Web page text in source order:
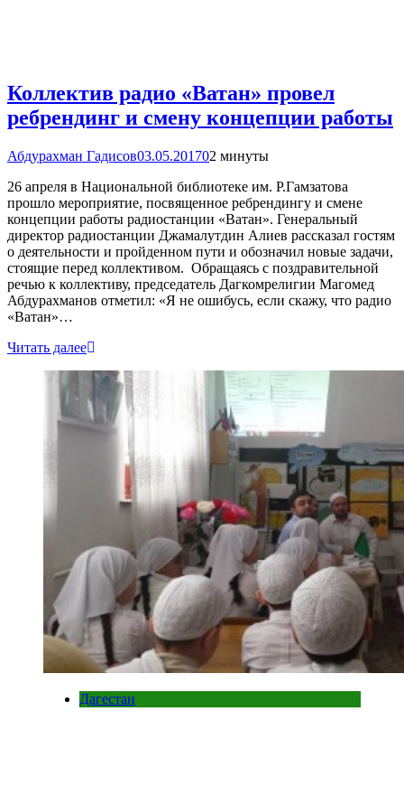
Коллектив радио «Ватан» провел
ребрендинг и смену концепции работы
Абдурахман Гадисов03.05.201702 минуты
26 апреля в Национальной библиотеке им. Р.Гамзатова
прошло мероприятие, посвященное ребрендингу и смене
концепции работы радиостанции «Ватан». Генеральный
директор радиостанции Джамалутдин Алиев рассказал гостям
о деятельности и пройденном пути и обозначил новые задачи,
стоящие перед коллективом. Обращаясь с поздравительной
речью к коллективу, председатель Дагкомрелигии Магомед
Абдурахманов отметил: «Я не ошибусь, если скажу, что радио
«Ватан»…
Читать далее
Дагестан